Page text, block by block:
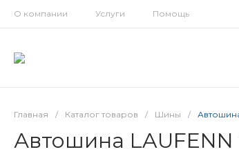
О компании Услуги Помощь
Главная / Каталог товаров / Шины /
Автошина